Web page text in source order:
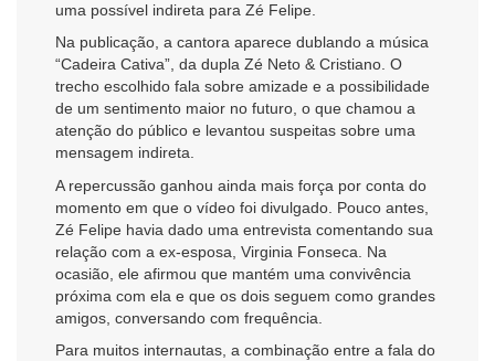
uma possível indireta para Zé Felipe.
Na publicação, a cantora aparece dublando a música
“Cadeira Cativa”, da dupla Zé Neto & Cristiano. O
trecho escolhido fala sobre amizade e a possibilidade
de um sentimento maior no futuro, o que chamou a
atenção do público e levantou suspeitas sobre uma
mensagem indireta.
A repercussão ganhou ainda mais força por conta do
momento em que o vídeo foi divulgado. Pouco antes,
Zé Felipe havia dado uma entrevista comentando sua
relação com a ex-esposa, Virginia Fonseca. Na
ocasião, ele afirmou que mantém uma convivência
próxima com ela e que os dois seguem como grandes
amigos, conversando com frequência.
Para muitos internautas, a combinação entre a fala do